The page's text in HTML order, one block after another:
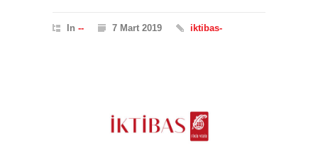
In -- 7 Mart 2019 iktibas-